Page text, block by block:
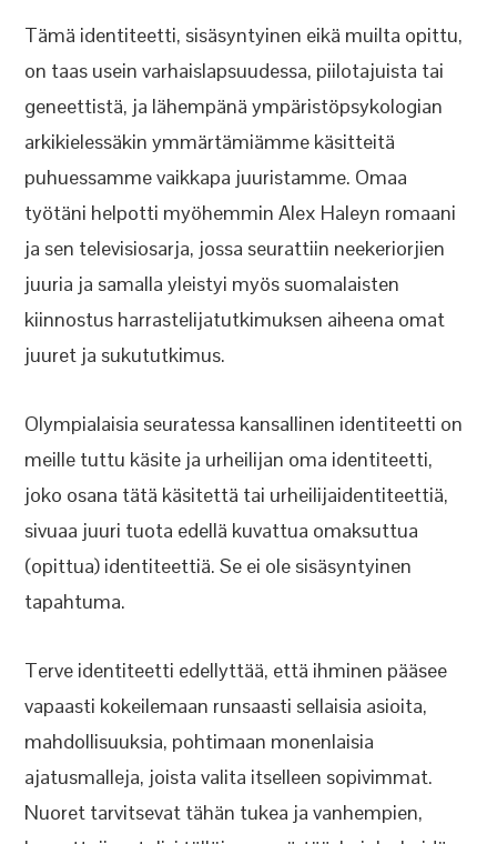
Tämä identiteetti, sisäsyntyinen eikä muilta opittu,
on taas usein varhaislapsuudessa, piilotajuista tai
geneettistä, ja lähempänä ympäristöpsykologian
arkikielessäkin ymmärtämiämme käsitteitä
puhuessamme vaikkapa juuristamme. Omaa
työtäni helpotti myöhemmin Alex Haleyn romaani
ja sen televisiosarja, jossa seurattiin neekeriorjien
juuria ja samalla yleistyi myös suomalaisten
kiinnostus harrastelijatutkimuksen aiheena omat
juuret ja sukututkimus.
Olympialaisia seuratessa kansallinen identiteetti on
meille tuttu käsite ja urheilijan oma identiteetti,
joko osana tätä käsitettä tai urheilijaidentiteettiä,
sivuaa juuri tuota edellä kuvattua omaksuttua
(opittua) identiteettiä. Se ei ole sisäsyntyinen
tapahtuma.
Terve identiteetti edellyttää, että ihminen pääsee
vapaasti kokeilemaan runsaasti sellaisia asioita,
mahdollisuuksia, pohtimaan monenlaisia
ajatusmalleja, joista valita itselleen sopivimmat.
Nuoret tarvitsevat tähän tukea ja vanhempien,